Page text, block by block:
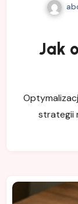
Jak
strategii